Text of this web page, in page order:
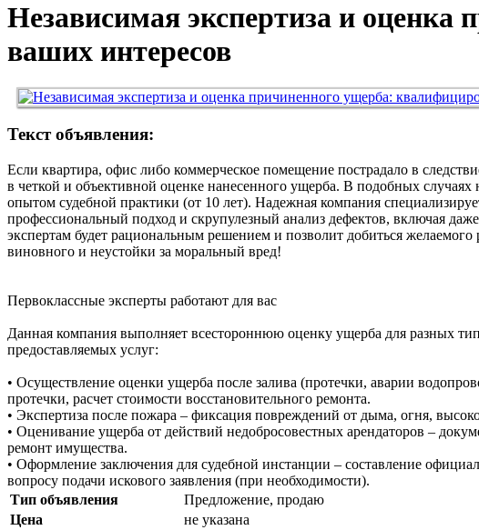
Независимая экспертиза и
ваших интересов
Текст объявления:
Если квартира, офис либо коммерческое помещение пострадало в
в четкой и объективной оценке нанесенного ущерба. В подобных
опытом судебной практики (от 10 лет). Надежная компания
профессиональный подход и скрупулезный анализ дефектов, включая
экспертам будет рациональным решением и позволит добиться
виновного и неустойки за моральный вред!
Первоклассные эксперты работают для вас
Данная компания выполняет всестороннюю оценку ущерба для разных
предоставляемых услуг:
• Осуществление оценки ущерба после залива (протечки, аварии
протечки, расчет стоимости восстановительного ремонта.
• Экспертиза после пожара – фиксация повреждений от дыма, огня,
• Оценивание ущерба от действий недобросовестных арендаторов –
ремонт имущества.
• Оформление заключения для судебной инстанции – составление
вопросу подачи искового заявления (при необходимости).
Тип объявления
Предложение, продаю
Цена
не указана